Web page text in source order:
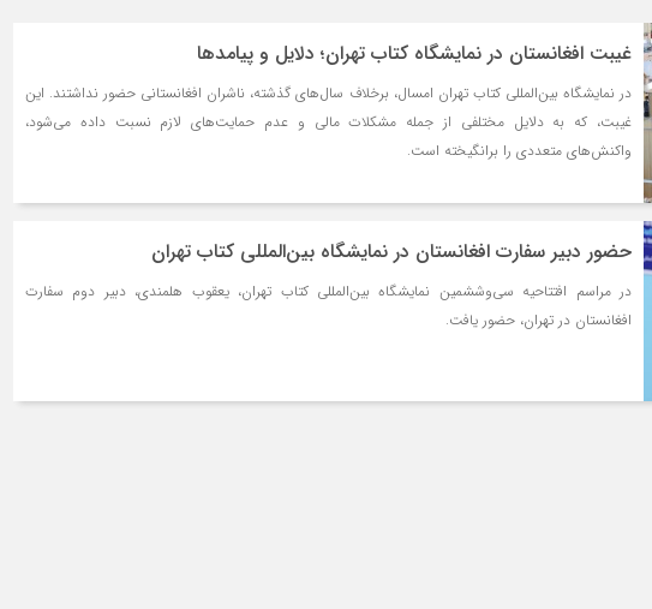
غیبت افغانستان در نمایشگاه کتاب تهران؛ دلایل و پیامدها
در نمایشگاه بین‌المللی کتاب تهران امسال، برخلاف سال‌های گذشته، ناشران افغانستانی حضور نداشتند. این
غیبت، که به دلایل مختلفی از جمله مشکلات مالی و عدم حمایت‌های لازم نسبت داده می‌شود،
واکنش‌های متعددی را برانگیخته است.
حضور دبیر سفارت افغانستان در نمایشگاه بین‌المللی کتاب تهران
در مراسم افتتاحیه سی‌وششمین نمایشگاه بین‌المللی کتاب تهران، یعقوب هلمندی، دبیر دوم سفارت
افغانستان در تهران، حضور یافت.